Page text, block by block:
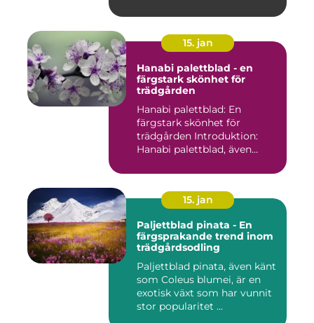
15. jan
Hanabi palettblad - en
färgstark skönhet för
trädgården
Hanabi palettblad: En
färgstark skönhet för
trädgården Introduktion:
Hanabi palettblad, även
15. jan
Paljettblad pinata - En
färgsprakande trend inom
trädgårdsodling
Paljettblad pinata, även känt
som Coleus blumei, är en
exotisk växt som har vunnit
stor popularitet ...